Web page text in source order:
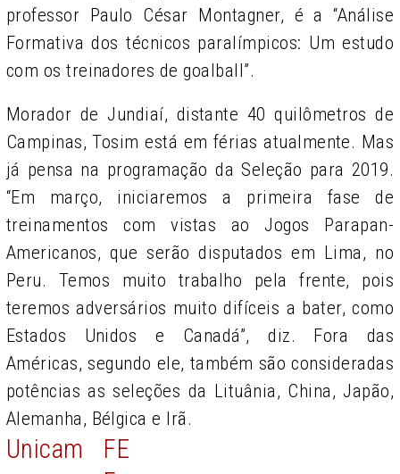
professor Paulo César Montagner, é a “Análise
Formativa dos técnicos paralímpicos: Um estudo
com os treinadores de goalball”.
Morador de Jundiaí, distante 40 quilômetros de
Campinas, Tosim está em férias atualmente. Mas
já pensa na programação da Seleção para 2019.
“Em março, iniciaremos a primeira fase de
treinamentos com vistas ao Jogos Parapan-
Americanos, que serão disputados em Lima, no
Peru. Temos muito trabalho pela frente, pois
teremos adversários muito difíceis a bater, como
Estados Unidos e Canadá”, diz. Fora das
Américas, segundo ele, também são consideradas
potências as seleções da Lituânia, China, Japão,
Alemanha, Bélgica e Irã.
Unicam
FE